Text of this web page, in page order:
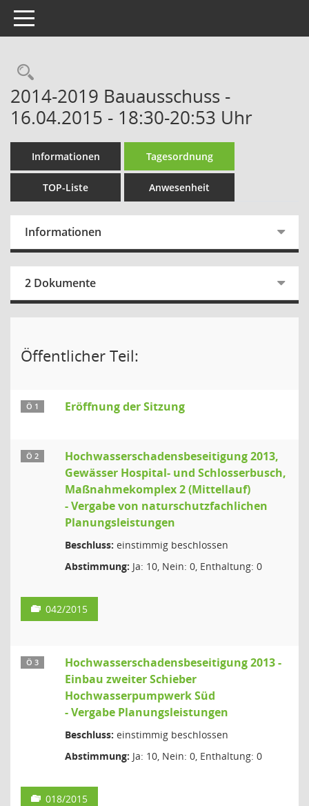
Toggle navigation
Rechercheauswahl
2014-2019 Bauausschuss -
16.04.2015 - 18:30-20:53 Uhr
Informationen Tagesordnung
TOP-Liste Anwesenheit
Informationen
2 Dokumente
Öffentlicher Teil:
Ö 1 Eröffnung der Sitzung
Ö 2
Hochwasserschadensbeseitigung 2013,
Gewässer Hospital- und Schlosserbusch,
Maßnahmekomplex 2 (Mittellauf)
- Vergabe von naturschutzfachlichen
Planungsleistungen
Beschluss: einstimmig beschlossen
Abstimmung: Ja: 10, Nein: 0, Enthaltung: 0
042/2015
Ö 3
Hochwasserschadensbeseitigung 2013 -
Einbau zweiter Schieber
Hochwasserpumpwerk Süd
- Vergabe Planungsleistungen
Beschluss: einstimmig beschlossen
Abstimmung: Ja: 10, Nein: 0, Enthaltung: 0
018/2015